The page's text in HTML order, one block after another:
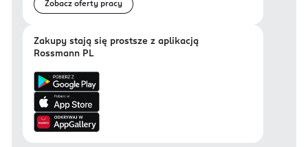
Zobacz oferty pracy
Zakupy stają się prostsze z aplikacją
Rossmann PL